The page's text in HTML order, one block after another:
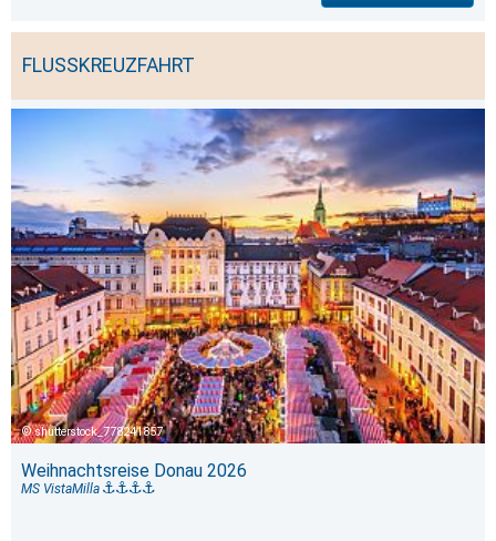
FLUSSKREUZFAHRT
shutterstock_778241857
Weihnachtsreise Donau 2026
MS VistaMilla